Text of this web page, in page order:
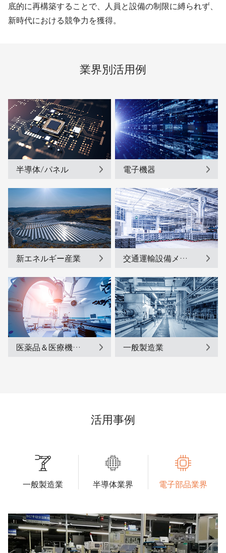
底的に再構築することで、人員と設備の制限に縛られず、
新時代における競争力を獲得。
業界別活用例
半導体/パネル 電子機器
新エネルギー産業 交通運輸設備メーカー
医薬品＆医療機器メーカー 一般製造業
活用事例
一般製造業 半導体業界 電子部品業界